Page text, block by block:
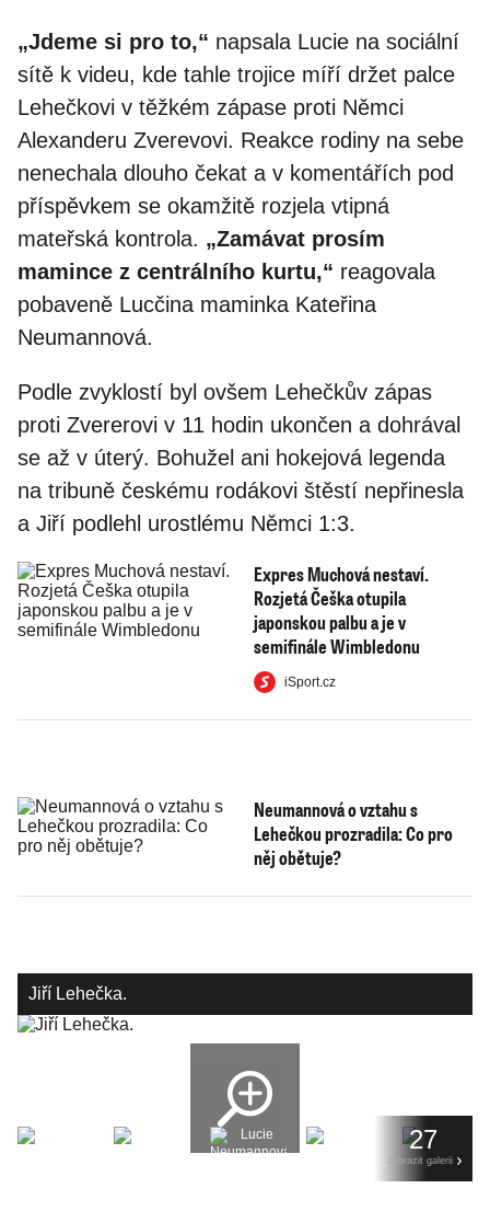
„Jdeme si pro to,“ napsala Lucie na sociální
sítě k videu, kde tahle trojice míří držet palce
Lehečkovi v těžkém zápase proti Němci
Alexanderu Zverevovi. Reakce rodiny na sebe
nenechala dlouho čekat a v komentářích pod
příspěvkem se okamžitě rozjela vtipná
mateřská kontrola. „Zamávat prosím
mamince z centrálního kurtu,“ reagovala
pobaveně Lucčina maminka Kateřina
Neumannová.
Podle zvyklostí byl ovšem Lehečkův zápas
proti Zvererovi v 11 hodin ukončen a dohrával
se až v úterý. Bohužel ani hokejová legenda
na tribuně českému rodákovi štěstí nepřinesla
a Jiří podlehl urostlému Němci 1:3.
Expres Muchová nestaví.
Rozjetá Češka otupila
japonskou palbu a je v
semifinále Wimbledonu
iSport.cz
Neumannová o vztahu s
Lehečkou prozradila: Co pro
něj obětuje?
Jiří Lehečka.
27
zobrazit galerii